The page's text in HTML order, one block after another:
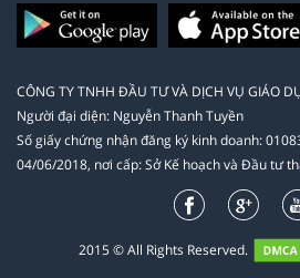
CÔNG TY TNHH ĐẦU TƯ VÀ DỊCH VỤ GIÁO
Người đại diện: Nguyễn Thanh Tuyền
Số giấy chứng nhận đăng ký kinh doanh:
04/06/2018, nơi cấp: Sở Kế hoạch và Đầu tư
2015 © All Rights Reserved.